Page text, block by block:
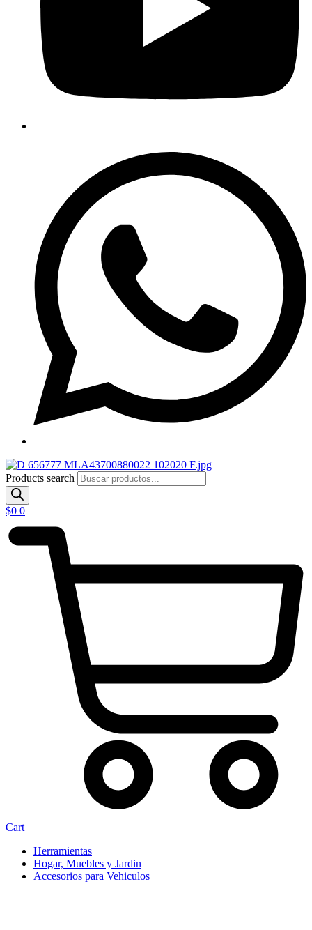
Products search
$0 0
Cart
Herramientas
Hogar, Muebles y Jardin
Accesorios para Vehiculos